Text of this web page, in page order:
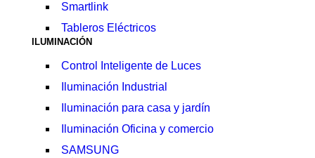
Smartlink
Tableros Eléctricos
ILUMINACIÓN
Control Inteligente de Luces
Iluminación Industrial
Iluminación para casa y jardín
Iluminación Oficina y comercio
SAMSUNG